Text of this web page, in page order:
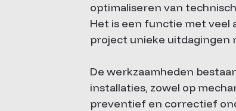
optimaliseren van
Het is een functie met veel
project unieke uitdagingen
De werkzaamheden
installaties, zowel op
preventief en correctief